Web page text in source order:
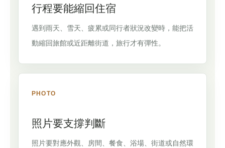
行程要能縮回住宿
遇到雨天、雪天、疲累或同行者狀況改變時，能把活
動縮回旅館或近距離街道，旅行才有彈性。
PHOTO
照片要支撐判斷
照片要對應外觀、房間、餐食、浴場、街道或自然環